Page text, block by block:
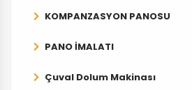
KOMPANZASYON PANOSU
PANO İMALATI
Çuval Dolum Makinası